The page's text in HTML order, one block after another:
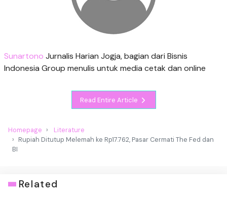
Sunartono Jurnalis Harian Jogja, bagian dari Bisnis
Indonesia Group menulis untuk media cetak dan online
Read Entire Article
Homepage
Literature
Rupiah Ditutup Melemah ke Rp17.762, Pasar Cermati The Fed dan
BI
Related